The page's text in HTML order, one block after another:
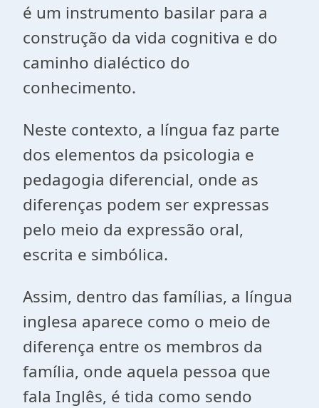
é um instrumento basilar para a
construção da vida cognitiva e do
caminho dialéctico do
conhecimento.
Neste contexto, a língua faz parte
dos elementos da psicologia e
pedagogia diferencial, onde as
diferenças podem ser expressas
pelo meio da expressão oral,
escrita e simbólica.
Assim, dentro das famílias, a língua
inglesa aparece como o meio de
diferença entre os membros da
família, onde aquela pessoa que
fala Inglês, é tida como sendo